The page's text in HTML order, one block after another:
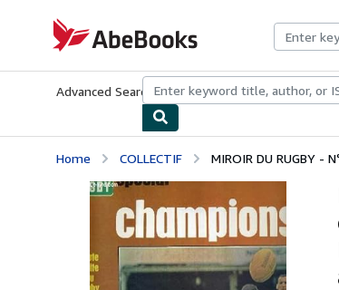
AbeBooks.com
Advanced Search Browse CollectionsRare Books
Home COLLECTIF MIROIR DU RUGBY